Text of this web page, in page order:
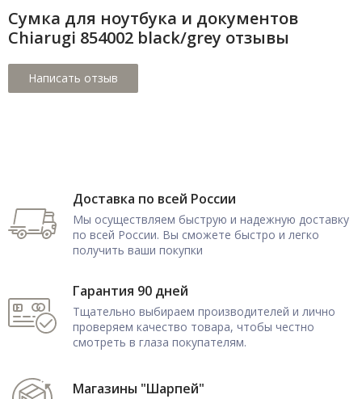
Сумка для ноутбука и документов
Chiarugi 854002 black/grey отзывы
Доставка по всей России
Мы осуществляем быструю и надежную доставку
по всей России. Вы сможете быстро и легко
получить ваши покупки
Гарантия 90 дней
Тщательно выбираем производителей и лично
проверяем качество товара, чтобы честно
смотреть в глаза покупателям.
Магазины "Шарпей"